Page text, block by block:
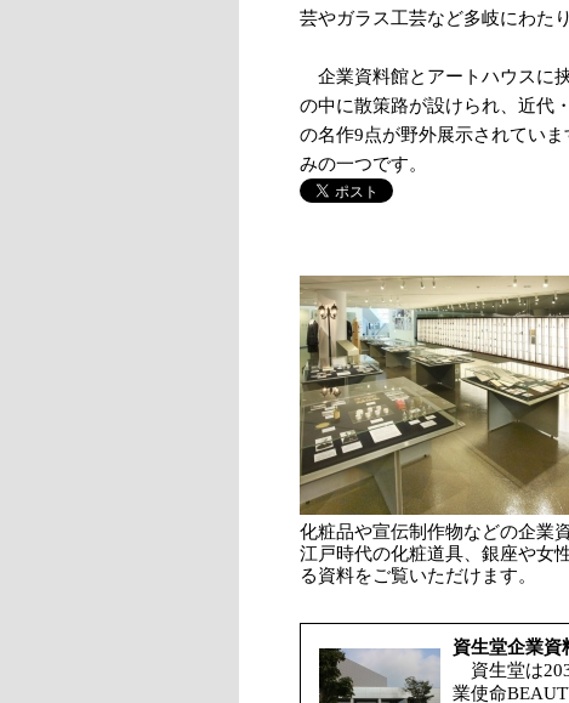
芸やガラス工芸など多岐にわたり
企業資料館とアートハウスに
の中に散策路が設けられ、近代
の名作9点が野外展示されてい
みの一つです。
化粧品や宣伝制作物などの企業資
江戸時代の化粧道具、銀座や女
る資料をご覧いただけます。
資生堂企業資
資生堂は
業使命